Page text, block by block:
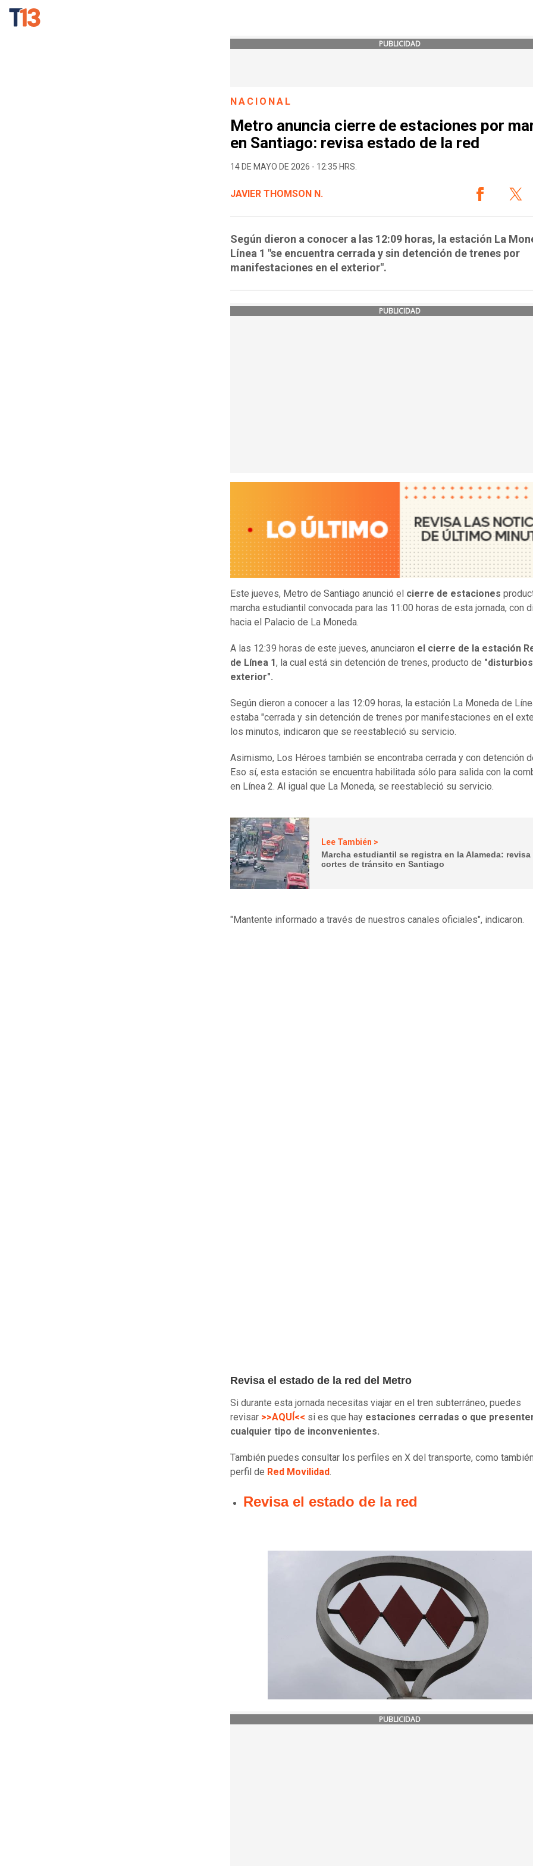
PUBLICIDAD
NACIONAL
Metro anuncia cierre de estaciones por
en Santiago: revisa estado de la red
14 DE MAYO DE 2026 - 12:35 HRS.
JAVIER THOMSON N.
Según dieron a conocer a las 12:09 horas, la estación La
Línea 1 "se encuentra cerrada y sin detención de trenes por
manifestaciones en el exterior".
PUBLICIDAD
Este jueves, Metro de Santiago anunció el cierre de estaciones
marcha estudiantil convocada para las 11:00 horas de esta jornada, con
hacia el Palacio de La Moneda.
A las 12:39 horas de este jueves, anunciaron el cierre de la estación
de Línea 1, la cual está sin detención de trenes, producto de
exterior".
Según dieron a conocer a las 12:09 horas, la estación La Moneda de
estaba "cerrada y sin detención de trenes por manifestaciones en el
los minutos, indicaron que se reestableció su servicio.
Asimismo, Los Héroes también se encontraba cerrada y con detención
Eso sí, esta estación se encuentra habilitada sólo para salida con la
en Línea 2. Al igual que La Moneda, se reestableció su servicio.
Lee También >
Marcha estudiantil se registra en la Alameda:
cortes de tránsito en Santiago
"Mantente informado a través de nuestros canales oficiales", indicaron.
Revisa el estado de la red del Metro
Si durante esta jornada necesitas viajar en el tren subterráneo, puedes
revisar >>AQUÍ<< si es que hay estaciones cerradas o que
cualquier tipo de inconvenientes.
También puedes consultar los perfiles en X del transporte, como
perfil de Red Movilidad.
Revisa el estado de la red
PUBLICIDAD